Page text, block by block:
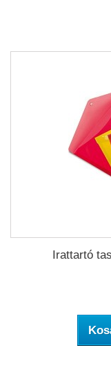
Irattartó